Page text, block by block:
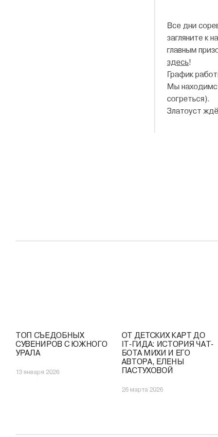
Все дни
загляните к
главным
здесь!
График
Мы
согреться).
Златоуст
ТОП СЪЕДОБНЫХ
СУВЕНИРОВ С ЮЖНОГО
УРАЛА
13 января 2026
ОТ ДЕТСКИХ КАРТ ДО
IT-ГИДА: ИСТОРИЯ ЧАТ-
БОТА МИХИ И ЕГО
АВТОРА, ЕЛЕНЫ
ПАСТУХОВОЙ
26 марта 2026